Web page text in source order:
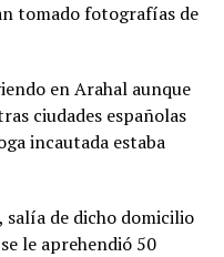
tomado fotografías de
en Arahal aunque
ciudades españolas
incautada estaba
de dicho domicilio
le aprehendió 50